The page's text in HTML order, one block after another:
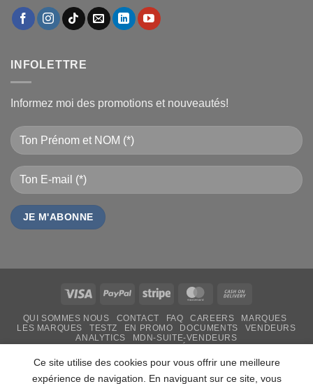
INFOLETTRE
Informez moi des promotions et nouveautés!
Visa PayPal Stripe MasterCard
Delivery
QUI SOMMES NOUS CONTACT FAQ CAREERS
MARQUES
LES MARQUES
TESTZ EN PROMO DOCUMENTS
VENDEURS
ANALYTICS
MDN-SUITE-VENDEURS
FÊTE DES MÈRES 31 MAI 2026 CAMEROUN
PASS LIVRAISON & SERVICE
Ce site utilise des cookies pour vous offrir une meilleure
expérience de navigation. En naviguant sur ce site, vous